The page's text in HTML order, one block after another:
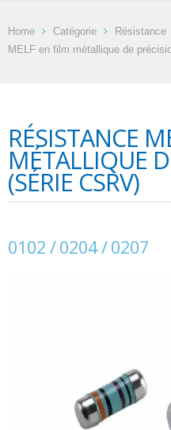
Home Catégorie Résistance
MELF en film métallique de
RÉSISTANCE
MÉTALLIQUE
(SÉRIE CSRV)
0102 / 0204 / 0207